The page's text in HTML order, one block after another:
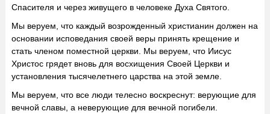
Спасителя и через живущего в человеке Духа Святого.
Мы веруем, что каждый возрожденный христианин должен на
основании исповедания своей веры принять крещение и
стать членом поместной церкви. Мы веруем, что Иисус
Христос грядет вновь для восхищения Своей Церкви и
установления тысячелетнего царства на этой земле.
Мы веруем, что все люди телесно воскреснут: верующие для
вечной славы, а неверующие для вечной погибели.